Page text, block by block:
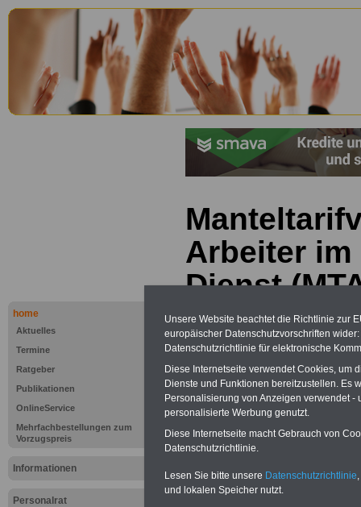
home
Aktuelles
Termine
Ratgeber
Publikationen
OnlineService
Mehrfachbestellungen zum
Vorzugspreis
Informationen
Personalrat
Arbeiter
Dienst
Fristablauf
Für nur 15 Euro (inkl.
können Sie mehr als zehn
und Beamte sowie
ausdrucken. Der PDF-
Unsere Website beachtet die Richtlinie zur
europäischer Datenschutzvorschriften
Datenschutzrichtlinie für elektronische
Diese Internetseite verwendet Cookies, um
Dienste und Funktionen bereitzustellen. Es
Personalisierung von Anzeigen verwendet
personalisierte Werbung genutzt.
Diese Internetseite macht Gebrauch von
Datenschutzrichtlinie.
Lesen Sie bitte unsere Datenschutzrichtlinie
und lokalen Speicher nutzt.